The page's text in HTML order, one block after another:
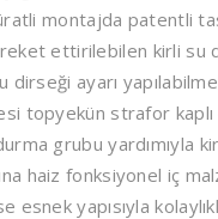
montajda patentli
ettirilebilen kirli su
ayarı
topyekün strafor
grubu yardımıyla
haiz fonksiyonel iç
yapısıyla